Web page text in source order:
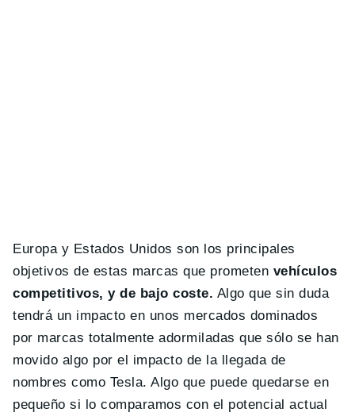
Europa y Estados Unidos son los principales
objetivos de estas marcas que prometen vehículos
competitivos, y de bajo coste. Algo que sin duda
tendrá un impacto en unos mercados dominados
por marcas totalmente adormiladas que sólo se han
movido algo por el impacto de la llegada de
nombres como Tesla. Algo que puede quedarse en
pequeño si lo comparamos con el potencial actual